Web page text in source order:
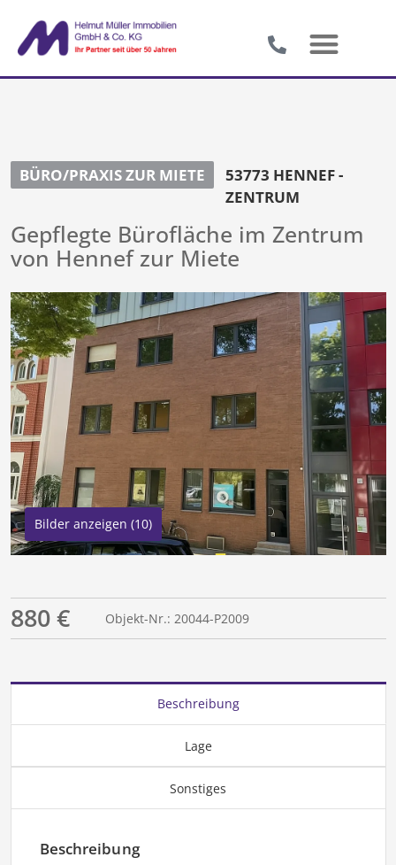
BÜRO/PRAXIS ZUR MIETE
53773 HENNEF -
ZENTRUM
Gepflegte Bürofläche im Zentrum
von Hennef zur Miete
Bilder anzeigen (10)
880 € Objekt-Nr.: 20044-P2009
Beschreibung
Lage
Sonstiges
Beschreibung